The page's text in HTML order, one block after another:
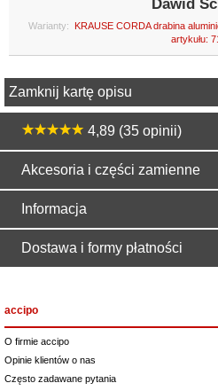
Dawid
Warianty:
KRAUSE CORDA drabina
artykułu:
Zamknij kartę opisu
4,89 (35 opinii)
Akcesoria i części zamienne
Informacja
Dostawa i formy płatności
accipo
O firmie accipo
Opinie klientów o nas
Często zadawane pytania